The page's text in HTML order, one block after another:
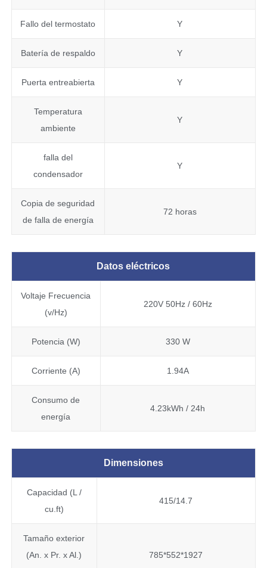
Fallo del termostato Y
Batería de respaldo Y
Puerta entreabierta Y
Temperatura
ambiente
Y
falla del
condensador
Y
Copia de seguridad
de falla de energía
72 horas
Datos eléctricos
Voltaje Frecuencia
(v/Hz)
220V 50Hz / 60Hz
Potencia (W) 330 W
Corriente (A) 1.94A
Consumo de
energía
4.23kWh / 24h
Dimensiones
Capacidad (L /
cu.ft)
415/14.7
Tamaño exterior
(An. x Pr. x Al.)
785*552*1927